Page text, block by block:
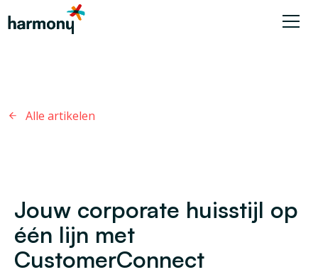
Alle artikelen
Jouw corporate huisstijl op
één lijn met
CustomerConnect